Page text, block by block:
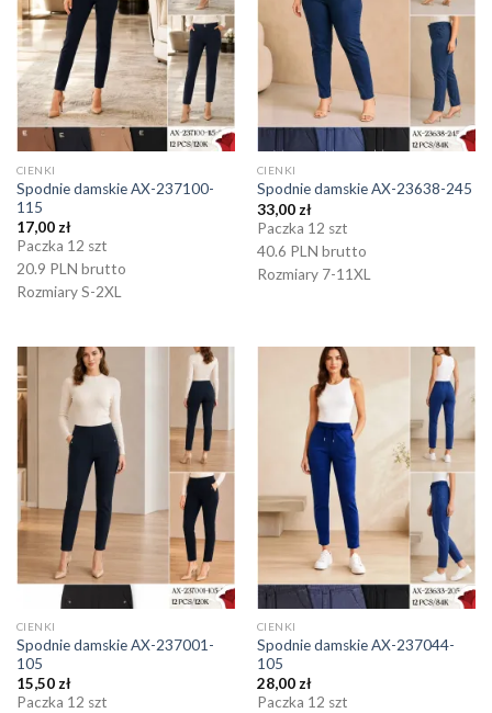
CIENKI
Spodnie damskie AX-237100-
115
17,00 zł
Paczka 12 szt
20.9 PLN brutto
Rozmiary S-2XL
CIENKI
Spodnie damskie AX-23638-245
33,00 zł
Paczka 12 szt
40.6 PLN brutto
Rozmiary 7-11XL
CIENKI
Spodnie damskie AX-237001-
105
15,50zł
Paczka 12 szt
CIENKI
Spodnie damskie AX-237044-
105
28,00zł
Paczka 12 szt